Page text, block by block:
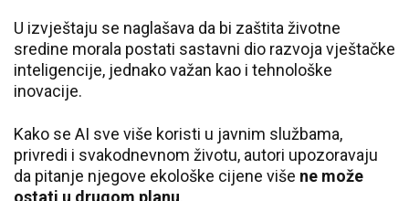
U izvještaju se naglašava da bi zaštita životne
sredine morala postati sastavni dio razvoja vještačke
inteligencije, jednako važan kao i tehnološke
inovacije.
Kako se AI sve više koristi u javnim službama,
privredi i svakodnevnom životu, autori upozoravaju
da pitanje njegove ekološke cijene više ne može
ostati u drugom planu.